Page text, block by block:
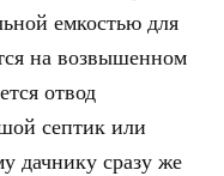
емкостью для
на возвышенном
отвод
септик или
дачнику сразу же